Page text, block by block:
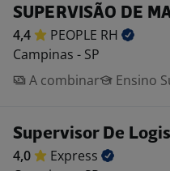
SUPERVISÃO DE
4,4 PEOPLE RH
Campinas - SP
A combinar
Ensino
Supervisor De
4,0
Express